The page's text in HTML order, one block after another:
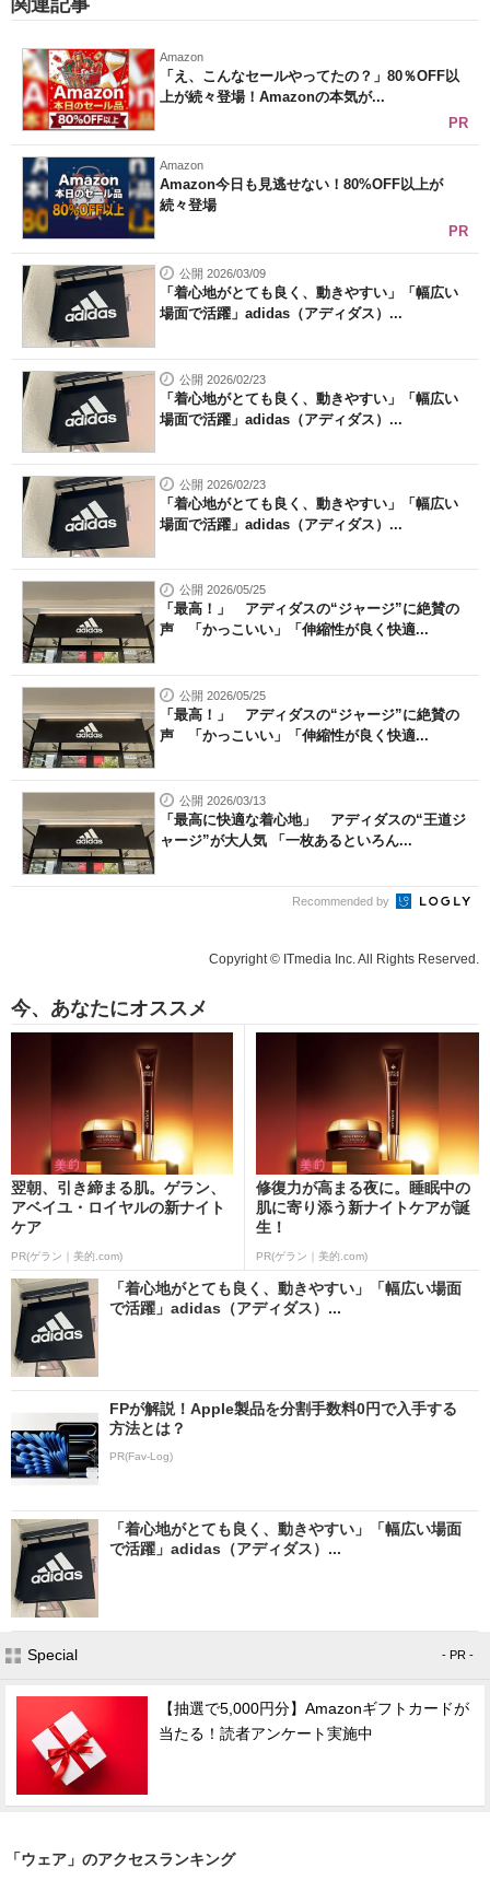
関連記事
Amazon
「え、こんなセールやってたの？」80％OFF以
上が続々登場！Amazonの本気が...
PR
Amazon
Amazon今日も見逃せない！80%OFF以上が
続々登場
PR
公開 2026/03/09
「着心地がとても良く、動きやすい」「幅広い
場面で活躍」adidas（アディダス）...
公開 2026/02/23
「着心地がとても良く、動きやすい」「幅広い
場面で活躍」adidas（アディダス）...
公開 2026/02/23
「着心地がとても良く、動きやすい」「幅広い
場面で活躍」adidas（アディダス）...
公開 2026/05/25
「最高！」 アディダスの“ジャージ”に絶賛の
声 「かっこいい」「伸縮性が良く快適...
公開 2026/05/25
「最高！」 アディダスの“ジャージ”に絶賛の
声 「かっこいい」「伸縮性が良く快適...
公開 2026/03/13
「最高に快適な着心地」 アディダスの“王道ジ
ャージ”が大人気 「一枚あるといろん...
Recommended by
Copyright © ITmedia Inc. All Rights Reserved.
今、あなたにオススメ
翌朝、引き締まる肌。ゲラン、
アベイユ・ロイヤルの新ナイト
ケア
PR(ゲラン｜美的.com)
修復力が高まる夜に。睡眠中の
肌に寄り添う新ナイトケアが誕
生！
PR(ゲラン｜美的.com)
「着心地がとても良く、動きやすい」「幅広い場面
で活躍」adidas（アディダス）...
FPが解説！Apple製品を分割手数料0円で入手する
方法とは？
PR(Fav-Log)
「着心地がとても良く、動きやすい」「幅広い場面
で活躍」adidas（アディダス）...
Special - PR -
【抽選で5,000円分】Amazonギフトカードが
当たる！読者アンケート実施中
「ウェア」のアクセスランキング